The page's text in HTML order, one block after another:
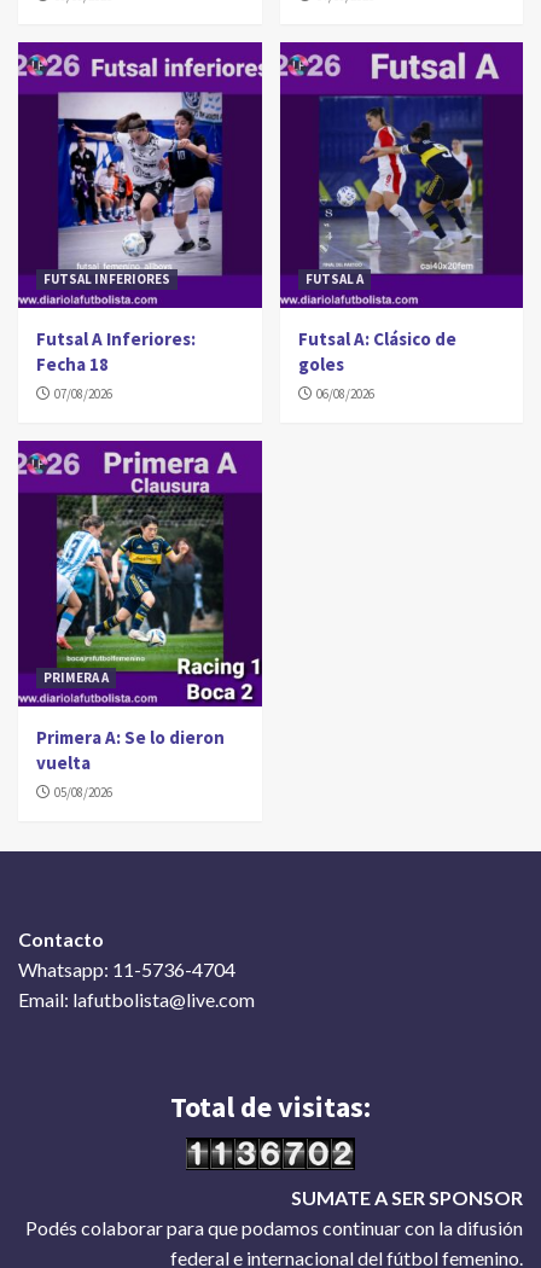
FUTSAL INFERIORES
Futsal A Inferiores:
Fecha 18
07/08/2026
FUTSAL A
Futsal A: Clásico de
goles
06/08/2026
PRIMERA A
Primera A: Se lo dieron
vuelta
05/08/2026
Contacto
Whatsapp: 11-5736-4704
Email: lafutbolista@live.com
Total de visitas:
SUMATE A SER SPONSOR
Podés colaborar para que podamos continuar con la difusión
federal e internacional del fútbol femenino.